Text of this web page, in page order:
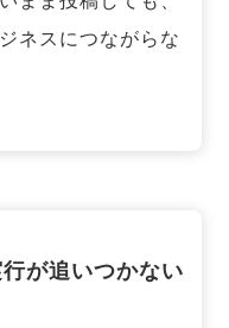
ネスにつながらな
が追いつかない